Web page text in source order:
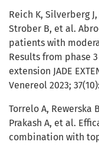
Reich K, Silverberg
Strober B, et al.
patients with
Results from phase
extension JADE
Venereol 2023;
Torrelo A, Rewerska
Prakash A, et al.
combination with